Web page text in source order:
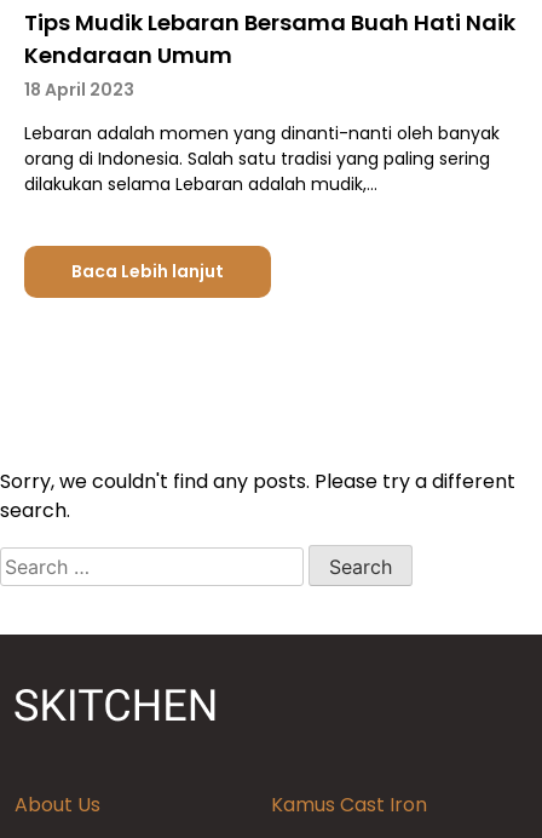
Tips Mudik Lebaran Bersama Buah Hati Naik
Kendaraan Umum
18 April 2023
Lebaran adalah momen yang dinanti-nanti oleh banyak
orang di Indonesia. Salah satu tradisi yang paling sering
dilakukan selama Lebaran adalah mudik,…
Baca Lebih lanjut
Sorry, we couldn't find any posts. Please try a different
search.
Search
for:
About Us Kamus Cast Iron